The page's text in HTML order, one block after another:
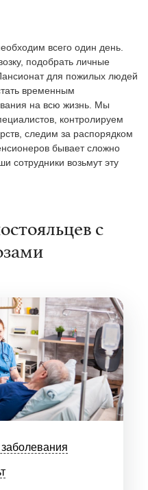
всего один день.
подобрать личные
для пожилых людей
временным
на всю жизнь. Мы
контролируем
следим за распорядком
бывает сложно
сотрудники возьмут эту
с